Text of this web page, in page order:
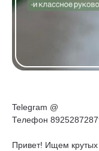
Telegram @
Телефон
Привет! Ищем крутых